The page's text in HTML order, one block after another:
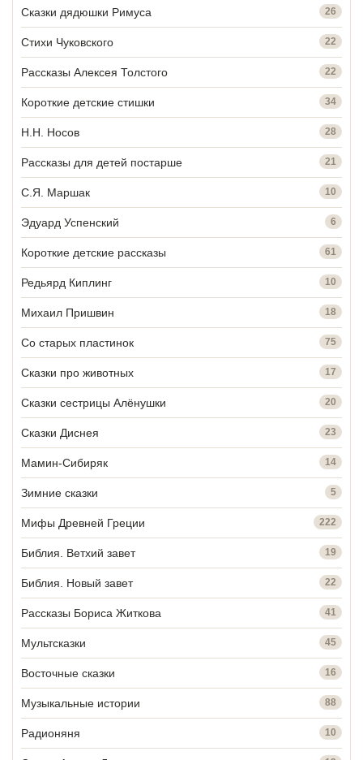
Сказки дядюшки Римуса 26
Стихи Чуковского 22
Рассказы Алексея Толстого 22
Короткие детские стишки 34
Н.Н. Носов 28
Рассказы для детей постарше 21
С.Я. Маршак 10
Эдуард Успенский 6
Короткие детские рассказы 61
Редьярд Киплинг 10
Михаил Пришвин 18
Со старых пластинок 75
Сказки про животных 17
Сказки сестрицы Алёнушки 20
Сказки Диснея 23
Мамин-Сибиряк 14
Зимние сказки 5
Мифы Древней Греции 222
Библия. Ветхий завет 19
Библия. Новый завет 22
Рассказы Бориса Житкова 41
Мультсказки 45
Восточные сказки 16
Музыкальные истории 88
Радионяня 10